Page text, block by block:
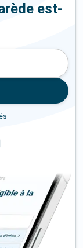
est-